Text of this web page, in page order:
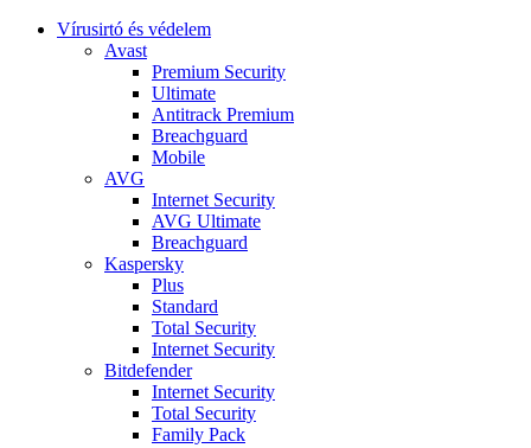
Vírusirtó és védelem
Avast
Premium Security
Ultimate
Antitrack Premium
Breachguard
Mobile
AVG
Internet Security
AVG Ultimate
Breachguard
Kaspersky
Plus
Standard
Total Security
Internet Security
Bitdefender
Internet Security
Total Security
Family Pack